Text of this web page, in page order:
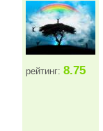
рейтинг: 8.75